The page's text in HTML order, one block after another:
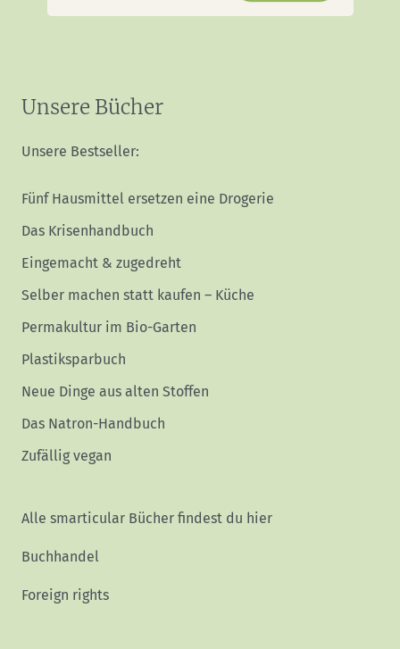
Unsere Bücher
Unsere Bestseller:
Fünf Hausmittel ersetzen eine Drogerie
Das Krisenhandbuch
Eingemacht & zugedreht
Selber machen statt kaufen – Küche
Permakultur im Bio-Garten
Plastiksparbuch
Neue Dinge aus alten Stoffen
Das Natron-Handbuch
Zufällig vegan
Alle smarticular Bücher findest du hier
Buchhandel
Foreign rights